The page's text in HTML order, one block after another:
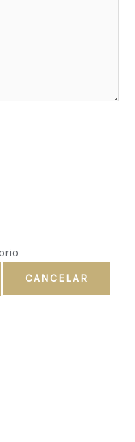
CANCELAR